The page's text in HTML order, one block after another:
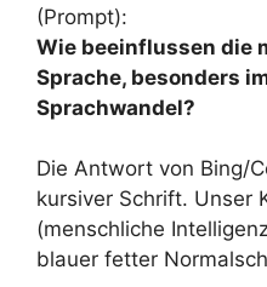
(Prompt):
Wie beeinflussen die
Sprache, besonders
Sprachwandel?
Die Antwort von Bing/
kursiver Schrift. Unser
(menschliche
blauer fetter